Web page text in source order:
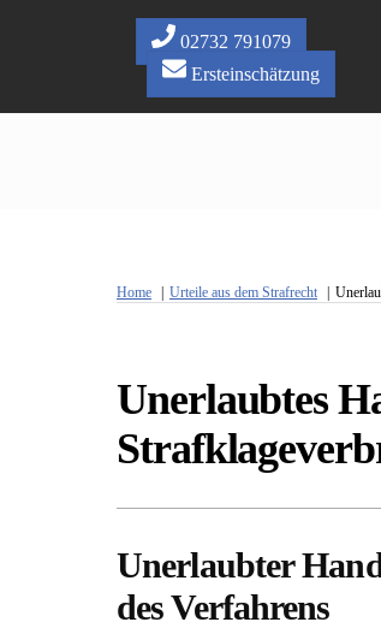
02732 791079
Ersteinschätzung
Home Urteile aus dem Strafrecht
Unerlaubtes
Unerlaubter
des Verfahrens